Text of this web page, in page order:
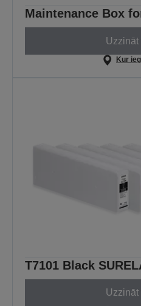
Maintenance Box
Uzzināt
Kur
T7101 Black
Uzzināt